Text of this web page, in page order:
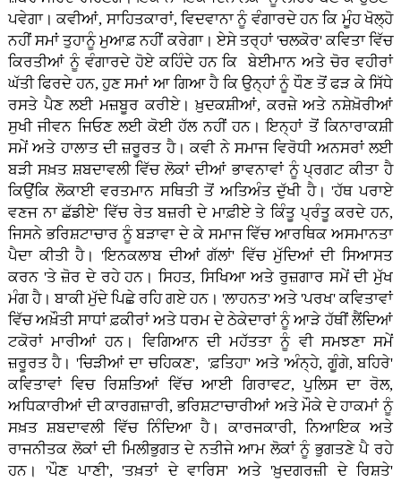
ਪਵੇਗਾ। ਕਵੀਆਂ, ਸਾਹਿਤਕਾਰਾਂ, ਵਿਦਵਾਨਾ ਨੂੰ ਵੰਗਾਰਦੇ ਹਨ ਕਿ ਮੂੰਹ ਖੋਲ੍ਹੋ
ਨਹੀਂ ਸਮਾਂ ਤੁਹਾਨੂੰ ਮੁਆਫ਼ ਨਹੀਂ ਕਰੇਗਾ। ਏਸੇ ਤਰ੍ਹਾਂ 'ਚਲਕੋਰ' ਕਵਿਤਾ ਵਿੱਚ
ਕਿਰਤੀਆਂ ਨੂੰ ਵੰਗਾਰਦੇ ਹੋਏ ਕਹਿੰਦੇ ਹਨ ਕਿ ਬੇਈਮਾਨ ਅਤੇ ਚੋਰ ਵਹੀਰਾਂ
ਘੱਤੀ ਫਿਰਦੇ ਹਨ, ਹੁਣ ਸਮਾਂ ਆ ਗਿਆ ਹੈ ਕਿ ਉਨ੍ਹਾਂ ਨੂੰ ਧੌਣ ਤੋਂ ਫੜ ਕੇ ਸਿੱਧੇ
ਰਸਤੇ ਪੈਣ ਲਈ ਮਜ਼ਬੂਰ ਕਰੀਏ। ਖ਼ੁਦਕਸ਼ੀਆਂ, ਕਰਜ਼ੇ ਅਤੇ ਨਸ਼ੇਖ਼ੋਰੀਆਂ
ਸੁਖੀ ਜੀਵਨ ਜਿਓਣ ਲਈ ਕੋਈ ਹੱਲ ਨਹੀਂ ਹਨ। ਇਨ੍ਹਾਂ ਤੋਂ ਕਿਨਾਰਾਕਸ਼ੀ
ਸਮੇਂ ਅਤੇ ਹਾਲਾਤ ਦੀ ਜ਼ਰੂਰਤ ਹੈ। ਕਵੀ ਨੇ ਸਮਾਜ ਵਿਰੋਧੀ ਅਨਸਰਾਂ ਲਈ
ਬੜੀ ਸਖ਼ਤ ਸ਼ਬਦਾਵਲੀ ਵਿੱਚ ਲੋਕਾਂ ਦੀਆਂ ਭਾਵਨਾਵਾਂ ਨੂੰ ਪ੍ਰਗਟ ਕੀਤਾ ਹੈ
ਕਿਉਂਕਿ ਲੋਕਾਈ ਵਰਤਮਾਨ ਸਥਿਤੀ ਤੋਂ ਅਤਿਅੰਤ ਦੁੱਖੀ ਹੈ। 'ਹੱਥ ਪਰਾਏ
ਵਣਜ ਨਾ ਛੱਡੀਏ' ਵਿੱਚ ਰੇਤ ਬਜ਼ਰੀ ਦੇ ਮਾਫ਼ੀਏ ਤੇ ਕਿੰਤੂ ਪ੍ਰੰਤੂ ਕਰਦੇ ਹਨ,
ਜਿਸਨੇ ਭਰਿਸ਼ਟਾਚਾਰ ਨੂੰ ਬੜਾਵਾ ਦੇ ਕੇ ਸਮਾਜ ਵਿੱਚ ਆਰਥਿਕ ਅਸਮਾਨਤਾ
ਪੈਦਾ ਕੀਤੀ ਹੈ। 'ਇਨਕਲਾਬ ਦੀਆਂ ਗੱਲਾਂ' ਵਿੱਚ ਮੁੱਦਿਆਂ ਦੀ ਸਿਆਸਤ
ਕਰਨ 'ਤੇ ਜ਼ੋਰ ਦੇ ਰਹੇ ਹਨ। ਸਿਹਤ, ਸਿਖਿਆ ਅਤੇ ਰੁਜ਼ਗਾਰ ਸਮੇਂ ਦੀ ਮੁੱਖ
ਮੰਗ ਹੈ। ਬਾਕੀ ਮੁੱਦੇ ਪਿਛੇ ਰਹਿ ਗਏ ਹਨ। 'ਲਾਹਨਤ' ਅਤੇ 'ਪਰਖ' ਕਵਿਤਾਵਾਂ
ਵਿੱਚ ਅਖ਼ੌਤੀ ਸਾਧਾਂ ਫ਼ਕੀਰਾਂ ਅਤੇ ਧਰਮ ਦੇ ਠੇਕੇਦਾਰਾਂ ਨੂੰ ਆੜੇ ਹੱਥੀਂ ਲੈਂਦਿਆਂ
ਟਕੋਰਾਂ ਮਾਰੀਆਂ ਹਨ। ਵਿਗਿਆਨ ਦੀ ਮਹੱਤਤਾ ਨੂੰ ਵੀ ਸਮਝਣਾ ਸਮੇਂ
ਜ਼ਰੂਰਤ ਹੈ। 'ਚਿੜੀਆਂ ਦਾ ਚਹਿਕਣ', 'ਫ਼ਤਿਹਾ' ਅਤੇ 'ਅੰਨ੍ਹੇ, ਗੂੰਗੇ, ਬਹਿਰੇ'
ਕਵਿਤਾਵਾਂ ਵਿਚ ਰਿਸ਼ਤਿਆਂ ਵਿੱਚ ਆਈ ਗਿਰਾਵਟ, ਪੁਲਿਸ ਦਾ ਰੋਲ,
ਅਧਿਕਾਰੀਆਂ ਦੀ ਕਾਰਗਜ਼ਾਰੀ, ਭਰਿਸ਼ਟਾਚਾਰੀਆਂ ਅਤੇ ਮੌਕੇ ਦੇ ਹਾਕਮਾਂ ਨੂੰ
ਸਖ਼ਤ ਸ਼ਬਦਾਵਲੀ ਵਿੱਚ ਨਿੰਦਿਆ ਹੈ। ਕਾਰਜਕਾਰੀ, ਨਿਆਇਕ ਅਤੇ
ਰਾਜਨੀਤਕ ਲੋਕਾਂ ਦੀ ਮਿਲੀਭੁਗਤ ਦੇ ਨਤੀਜੇ ਆਮ ਲੋਕਾਂ ਨੂੰ ਭੁਗਤਣੇ ਪੈ ਰਹੇ
ਹਨ। 'ਪੌਣ ਪਾਣੀ', 'ਤਖ਼ਤਾਂ ਦੇ ਵਾਰਿਸ' ਅਤੇ 'ਖ਼ੁਦਗਰਜ਼ੀ ਦੇ ਰਿਸ਼ਤੇ'